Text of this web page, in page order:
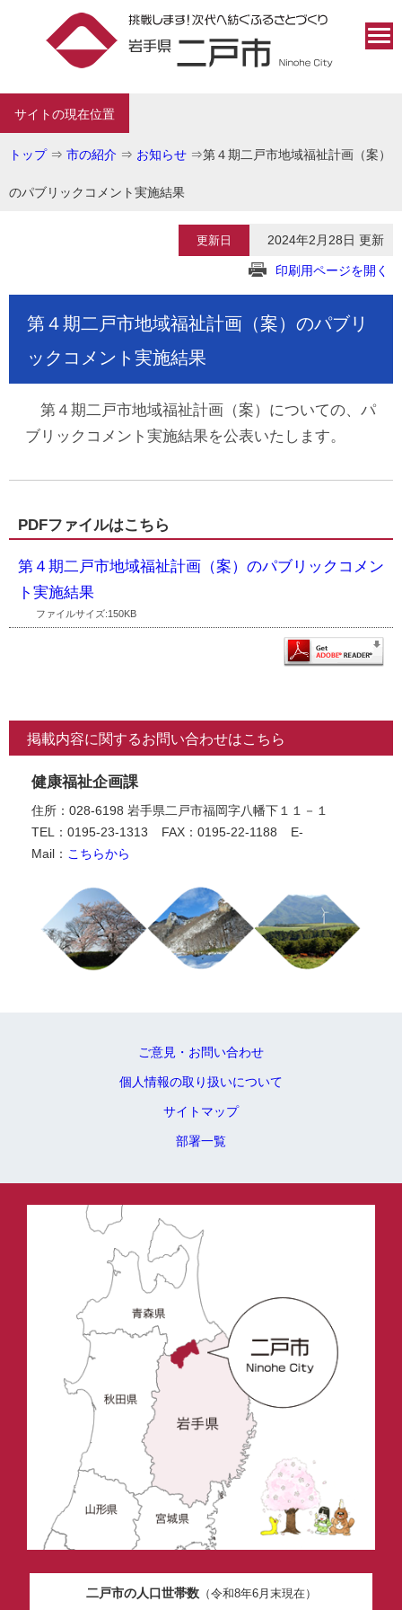
サイトの現在位置
トップ⇒ 市の紹介 ⇒ お知らせ ⇒第４期二戸市地域福祉計画（案）
のパブリックコメント実施結果
更新日 2024年2月28日 更新
印刷用ページを開く
第４期二戸市地域福祉計画（案）のパブリ
ックコメント実施結果
第４期二戸市地域福祉計画（案）についての、パ
ブリックコメント実施結果を公表いたします。
PDFファイルはこちら
第４期二戸市地域福祉計画（案）のパブリックコメン
ト実施結果
ファイルサイズ:150KB
掲載内容に関するお問い合わせはこちら
健康福祉企画課
住所：028-6198 岩手県二戸市福岡字八幡下１１－１
TEL：0195-23-1313
FAX：0195-22-1188
E-
Mail： こちらから
ご意見・お問い合わせ
個人情報の取り扱いについて
サイトマップ
部署一覧
二戸市の人口世帯数（令和8年6月末現在）